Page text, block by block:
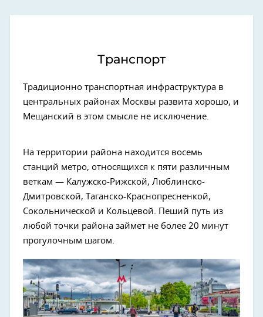
Транспорт
Традиционно транспортная инфраструктура в
центральных районах Москвы развита хорошо, и
Мещанский в этом смысле не исключение.
На территории района находится восемь
станций метро, относящихся к пяти различным
веткам — Калужско-Рижской, Люблинско-
Дмитровской, Таганско-Краснопресненкой,
Сокольнической и Кольцевой. Пеший путь из
любой точки района займет не более 20 минут
прогулочным шагом.